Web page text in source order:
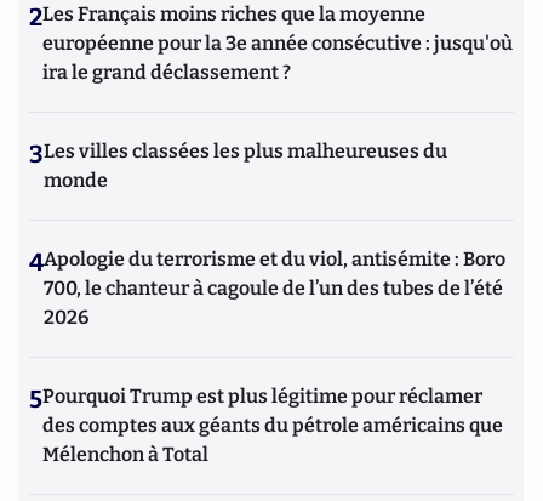
2Les Français moins riches que la moyenne
européenne pour la 3e année consécutive : jusqu'où
ira le grand déclassement ?
3Les villes classées les plus malheureuses du
monde
4Apologie du terrorisme et du viol, antisémite : Boro
700, le chanteur à cagoule de l’un des tubes de l’été
2026
5Pourquoi Trump est plus légitime pour réclamer
des comptes aux géants du pétrole américains que
Mélenchon à Total